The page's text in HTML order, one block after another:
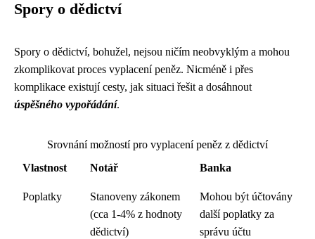
Spory o dědictví
Spory o dědictví, bohužel, nejsou ničím neobvyklým a mohou
zkomplikovat proces vyplacení peněz. Nicméně i přes
komplikace existují cesty, jak situaci řešit a dosáhnout
úspěšného vypořádání.
Srovnání možností pro vyplacení peněz z dědictví
Vlastnost
Notář Banka
Poplatky
Stanoveny zákonem
(cca 1-4% z hodnoty
dědictví)
Mohou být účtovány
další poplatky za
správu účtu